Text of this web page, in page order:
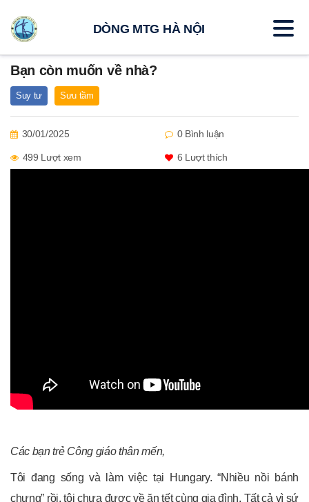
Bạn còn muốn về nhà?
Suy tư Sưu tầm
30/01/2025 0 Bình luận
499 Lượt xem 6 Lượt thích
Các bạn trẻ Công giáo thân mến,
Tôi đang sống và làm việc tại Hungary. “Nhiều nồi bánh
chưng” rồi, tôi chưa được về ăn tết cùng gia đình. Tất cả vì sứ
DÒNG MTG HÀ NỘI